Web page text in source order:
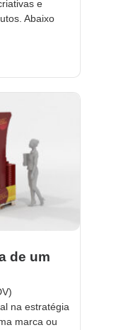
e
Abaixo
de um
na estratégia
marca ou